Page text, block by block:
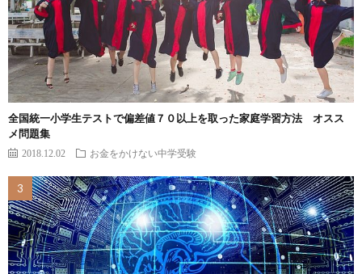
全国統一小学生テストで偏差値７０以上を取った家庭学習方法 オスス
メ問題集
2018.12.02 お金をかけない中学受験